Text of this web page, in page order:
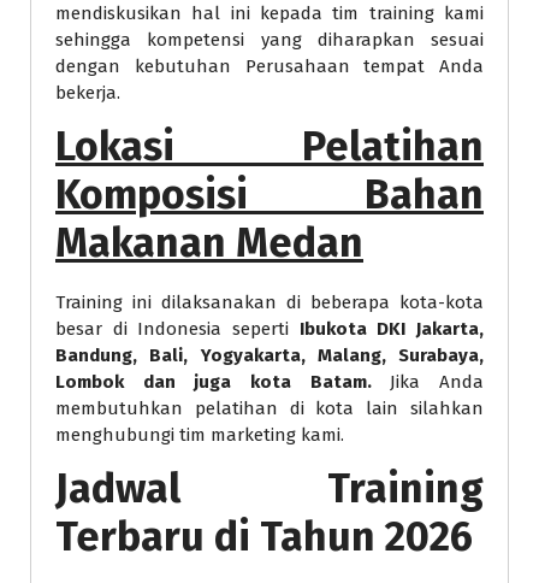
mendiskusikan hal ini kepada tim training kami
sehingga kompetensi yang diharapkan sesuai
dengan kebutuhan Perusahaan tempat Anda
bekerja.
Lokasi Pelatihan
Komposisi Bahan
Makanan Medan
Training ini dilaksanakan di beberapa kota-kota
besar di Indonesia seperti Ibukota DKI Jakarta,
Bandung, Bali, Yogyakarta, Malang, Surabaya,
Lombok dan juga kota Batam.Jika Anda
membutuhkan pelatihan di kota lain silahkan
menghubungi tim marketing kami.
Jadwal Training
Terbaru di Tahun 2026